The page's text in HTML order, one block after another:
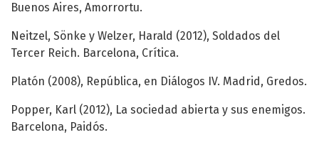
Buenos Aires, Amorrortu.
Neitzel, Sönke y Welzer, Harald (2012), Soldados del
Tercer Reich. Barcelona, Crítica.
Platón (2008), República, en Diálogos IV. Madrid, Gredos.
Popper, Karl (2012), La sociedad abierta y sus enemigos.
Barcelona, Paidós.